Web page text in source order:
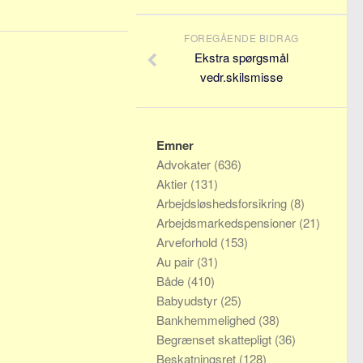
FOREGÅENDE BIDRAG
Ekstra spørgsmål
vedr.skilsmisse
Emner
Advokater (636)
Aktier (131)
Arbejdsløshedsforsikring (8)
Arbejdsmarkedspensioner (21)
Arveforhold (153)
Au pair (31)
Både (410)
Babyudstyr (25)
Bankhemmelighed (38)
Begrænset skattepligt (36)
Beskatningsret (128)